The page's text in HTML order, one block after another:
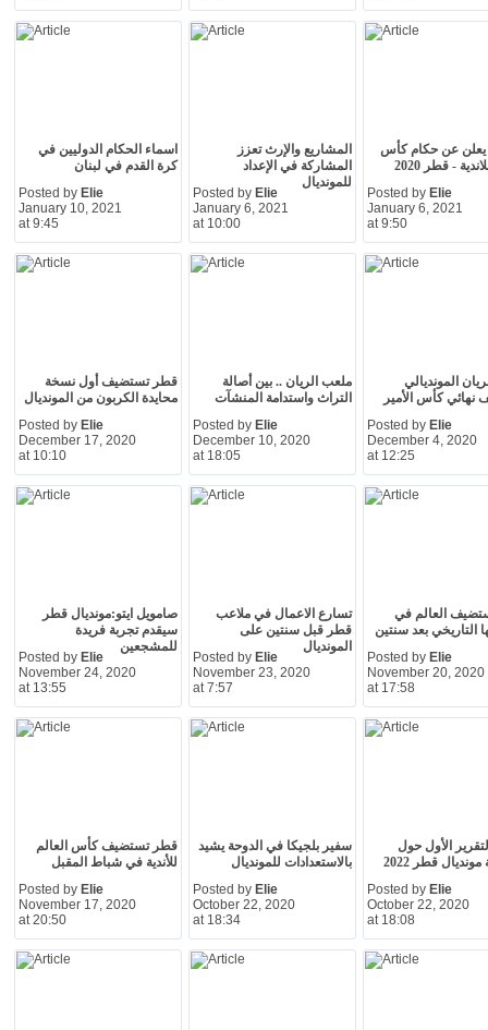
اسماء الحكام الدوليين في
كرة القدم في لبنان
Posted by Elie
January 10, 2021
at 9:45
المشاريع والإرث تعزز
المشاركة في الإعداد
للمونديال
Posted by Elie
January 6, 2021
at 10:00
يعلن عن حكام كأس
- قطر 2020
Posted by Elie
January 6, 2021
at 9:50
قطر تستضيف أول نسخة
محايدة الكربون من المونديال
Posted by Elie
December 17, 2020
at 10:10
ملعب الريان .. بين أصالة
التراث واستدامة المنشآت
Posted by Elie
December 10, 2020
at 18:05
المونديالي
نهائي كأس الأمير
Posted by Elie
December 4, 2020
at 12:25
صامويل ايتو:مونديال قطر
سيقدم تجربة فريدة
للمشجعين
Posted by Elie
November 24, 2020
at 13:55
تسارع الاعمال في ملاعب
قطر قبل سنتين على
المونديال
Posted by Elie
November 23, 2020
at 7:57
العالم في
التاريخي بعد سنتين
Posted by Elie
November 20, 2020
at 17:58
قطر تستضيف كأس العالم
للأندية في شباط المقبل
Posted by Elie
November 17, 2020
at 20:50
سفير بلجيكا في الدوحة يشيد
بالاستعدادات للمونديال
Posted by Elie
October 22, 2020
at 18:34
الأول حول
قطر 2022
Posted by Elie
October 22, 2020
at 18:08